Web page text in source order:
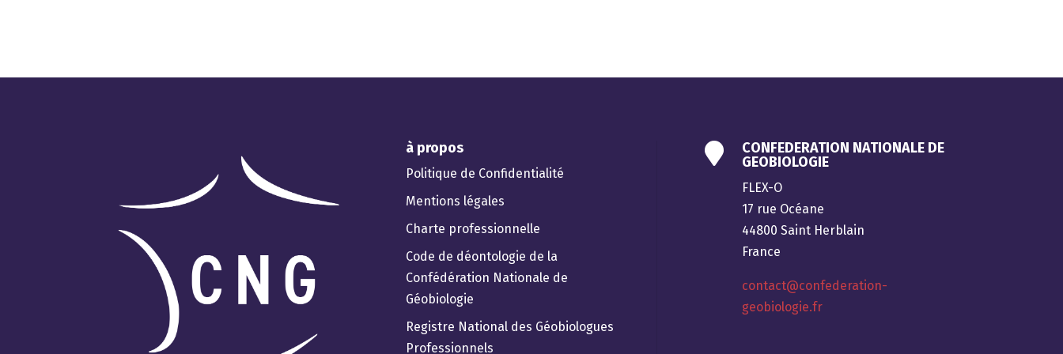
à propos
Politique de Confidentialité
Mentions légales
Charte professionnelle
Code de déontologie de la
Confédération Nationale de
Géobiologie
Registre National des Géobiologues
Professionnels

CONFEDERATION NATIONALE DE
GEOBIOLOGIE
FLEX-O
17 rue Océane
44800 Saint Herblain
France
contact@confederation-
geobiologie.fr